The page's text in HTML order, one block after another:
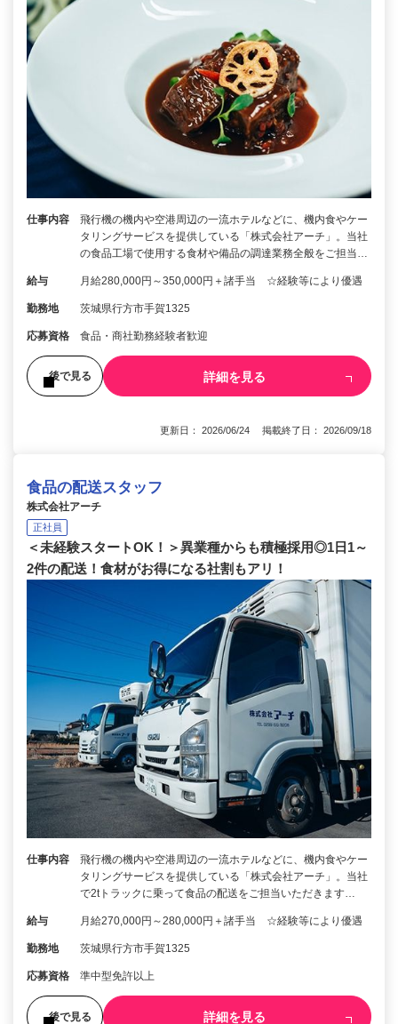
仕事内容
飛行機の機内や空港周辺の一流ホテルなどに、機内食やケー
タリングサービスを提供している「株式会社アーチ」。当社
の食品工場で使用する食材や備品の調達業務全般をご担当…
給与 月給280,000円～350,000円＋諸手当 ☆経験等により優遇
勤務地 茨城県行方市手賀1325
応募資格 食品・商社勤務経験者歓迎
後で見る 詳細を見る
更新日： 2026/06/24 掲載終了日： 2026/09/18
食品の配送スタッフ
株式会社アーチ
正社員
＜未経験スタートOK！＞異業種からも積極採用◎1日1～
2件の配送！食材がお得になる社割もアリ！
仕事内容
飛行機の機内や空港周辺の一流ホテルなどに、機内食やケー
タリングサービスを提供している「株式会社アーチ」。当社
で2tトラックに乗って食品の配送をご担当いただきます…
給与 月給270,000円～280,000円＋諸手当 ☆経験等により優遇
勤務地 茨城県行方市手賀1325
応募資格 準中型免許以上
後で見る 詳細を見る